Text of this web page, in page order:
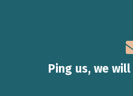
Ping us, we